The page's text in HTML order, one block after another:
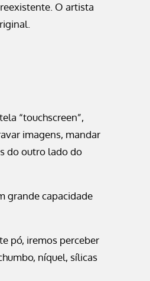
O artista
“touchscreen”,
imagens, mandar
do outro lado do
grande capacidade
pó, iremos perceber
níquel, sílicas